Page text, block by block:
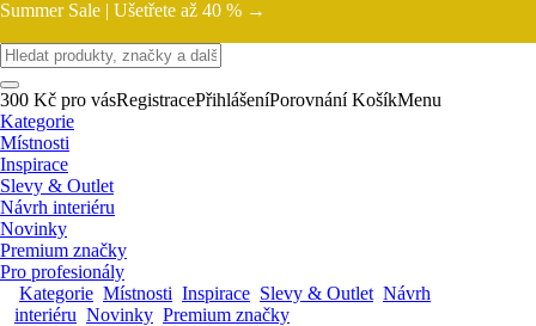
Summer Sale | Ušetřete až 40 % →
300 Kč pro vásRegistracePřihlášeníPorovnání KošíkMenu
Kategorie
Místnosti
Inspirace
Slevy & Outlet
Návrh interiéru
Novinky
Premium značky
Pro profesionály
Kategorie Místnosti Inspirace Slevy & Outlet Návrh
interiéru Novinky Premium značky